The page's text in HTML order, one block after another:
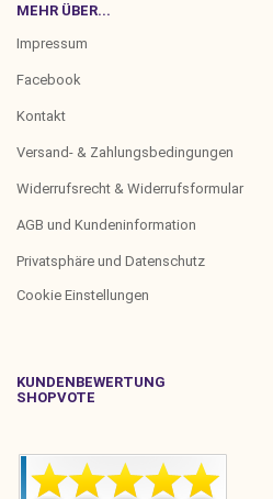
MEHR ÜBER...
Impressum
Facebook
Kontakt
Versand- & Zahlungsbedingungen
Widerrufsrecht & Widerrufsformular
AGB und Kundeninformation
Privatsphäre und Datenschutz
Cookie Einstellungen
KUNDENBEWERTUNG
SHOPVOTE